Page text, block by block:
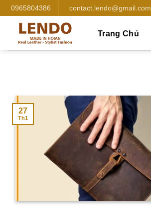
qua
0965804386 contact.lendo@gmail.com
Trang Chủ
27
Th1